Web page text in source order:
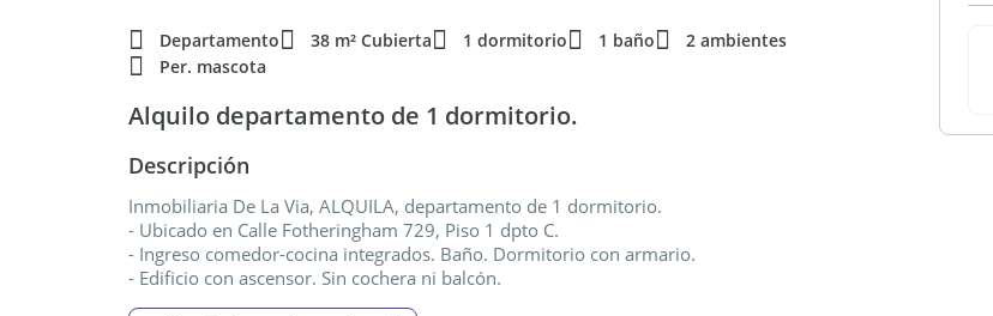
Departamento 38 m² Cubierta 1 dormitorio 1 baño
2 ambientes
Per. mascota
Alquilo departamento de 1 dormitorio.
Descripción
Inmobiliaria De La Via, ALQUILA, departamento de 1 dormitorio.
- Ubicado en Calle Fotheringham 729, Piso 1 dpto C.
- Ingreso comedor-cocina integrados. Baño. Dormitorio con armario.
- Edificio con ascensor. Sin cochera ni balcón.